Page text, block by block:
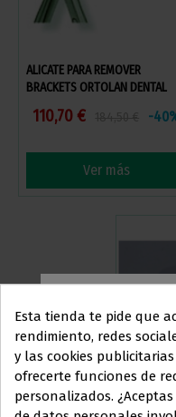
Este sitio
ALICATE PARA REMOVER
BRACKETS ORTOLAN DENTAL
110,70 € -
Ver más
Esta tienda te pide que
rendimiento, redes
y las cookies
ofrecerte funciones de
personalizados.